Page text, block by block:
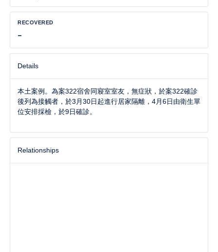
RECOVERED
-
Details
本土案例。為案322宿舍同寢室室友，無症狀，於案322確診
後列為接觸者，於3月30日起進行居家隔離，4月6日由衛生單
位安排採檢，於9日確診。
Relationships